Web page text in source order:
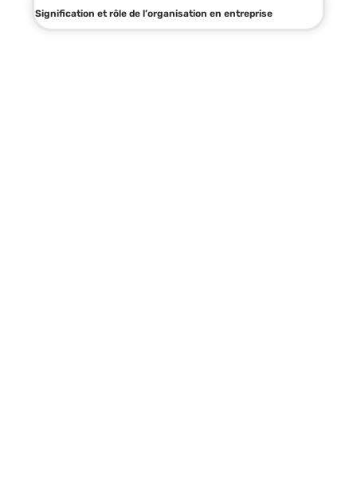
Signification et rôle de l’organisation en entreprise